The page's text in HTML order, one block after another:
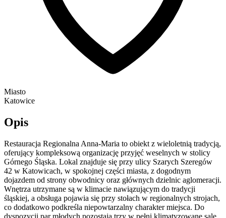
Miasto
Katowice
Opis
Restauracja Regionalna Anna-Maria to obiekt z wieloletnią tradycją,
oferujący kompleksową organizację przyjęć weselnych w stolicy
Górnego Śląska. Lokal znajduje się przy ulicy Szarych Szeregów
42 w Katowicach, w spokojnej części miasta, z dogodnym
dojazdem od strony obwodnicy oraz głównych dzielnic aglomeracji.
Wnętrza utrzymane są w klimacie nawiązującym do tradycji
śląskiej, a obsługa pojawia się przy stołach w regionalnych strojach,
co dodatkowo podkreśla niepowtarzalny charakter miejsca. Do
dyspozycji par młodych pozostają trzy w pełni klimatyzowane sale